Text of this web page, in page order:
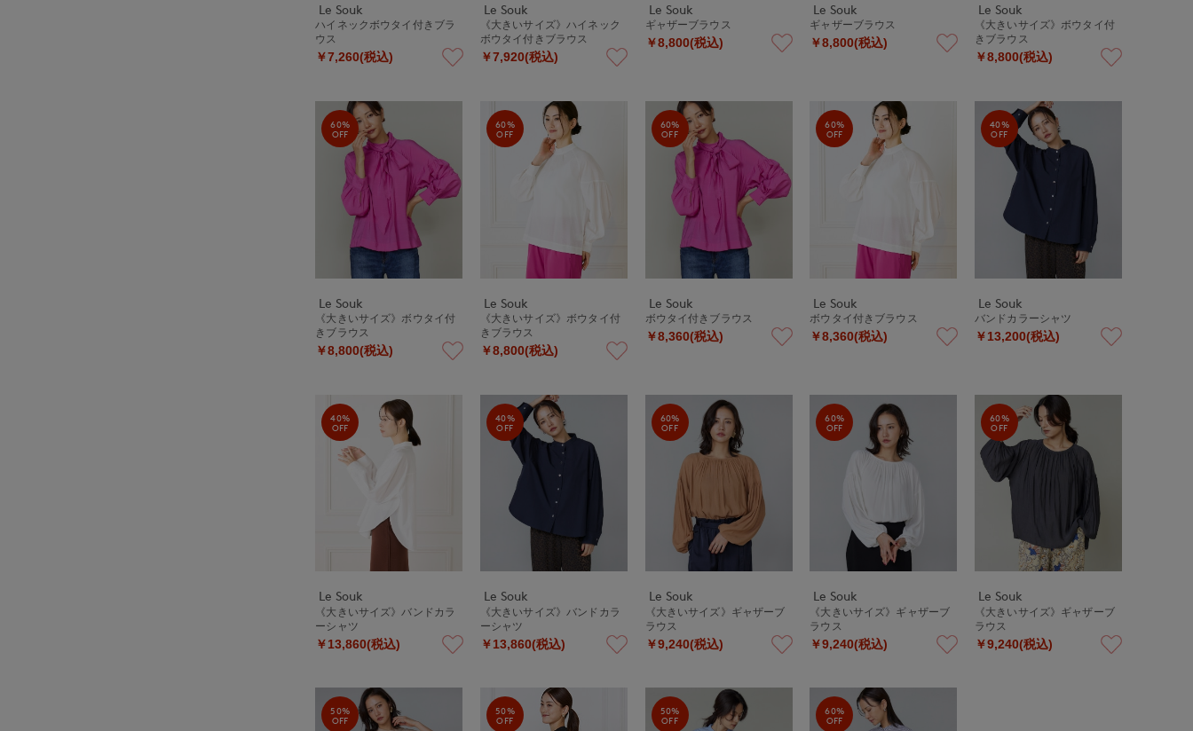
Le Souk
ハイネックボウタイ付きブラ
ウス
￥7,260(税込)
Le Souk
《大きいサイズ》ハイネック
ボウタイ付きブラウス
￥7,920(税込)
Le Souk
ギャザーブラウス
￥8,800(税込)
Le Souk
ギャザーブラウス
￥8,800(税込)
Le Souk
《大きいサイズ》ボウタイ付
きブラウス
￥8,800(税込)
60%
OFF
Le Souk
《大きいサイズ》ボウタイ付
きブラウス
￥8,800(税込)
60%
OFF
Le Souk
《大きいサイズ》ボウタイ付
きブラウス
￥8,800(税込)
60%
OFF
Le Souk
ボウタイ付きブラウス
￥8,360(税込)
60%
OFF
Le Souk
ボウタイ付きブラウス
￥8,360(税込)
40%
OFF
Le Souk
バンドカラーシャツ
￥13,200(税込)
40%
OFF
Le Souk
《大きいサイズ》バンドカラ
ーシャツ
￥13,860(税込)
40%
OFF
Le Souk
《大きいサイズ》バンドカラ
ーシャツ
￥13,860(税込)
60%
OFF
Le Souk
《大きいサイズ》ギャザーブ
ラウス
￥9,240(税込)
60%
OFF
Le Souk
《大きいサイズ》ギャザーブ
ラウス
￥9,240(税込)
60%
OFF
Le Souk
《大きいサイズ》ギャザーブ
ラウス
￥9,240(税込)
50%
OFF
50%
OFF
50%
OFF
60%
OFF